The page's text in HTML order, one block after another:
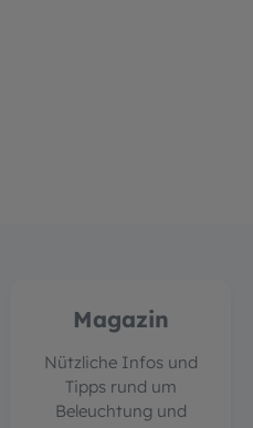
Magazin
Nützliche Infos und
Tipps rund um
Beleuchtung und